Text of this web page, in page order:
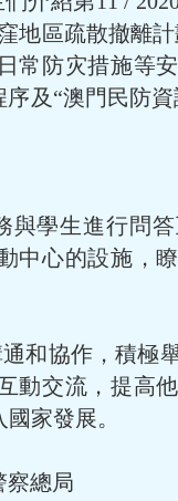
地區疏散撤離
常防灾措施等
及“澳門民防
與學生進行問
中心的設施，
和協作，積極
動交流，提高
家發展。
察總局